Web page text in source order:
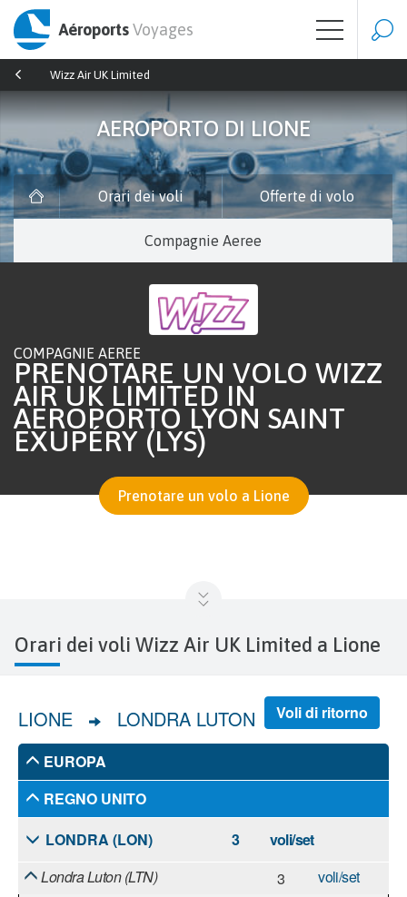
AéroportsVoyages
Wizz Air UK Limited
AEROPORTO DI LIONE
Orari dei voli Offerte di volo
Compagnie Aeree
COMPAGNIE AEREE
PRENOTARE UN VOLO WIZZ
AIR UK LIMITED IN
AEROPORTO LYON SAINT
EXUPÉRY (LYS)
Prenotare un volo a Lione
Orari dei voli Wizz Air UK Limited a Lione